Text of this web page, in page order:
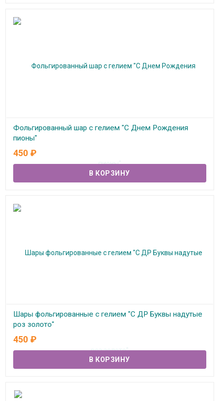
Фольгированный шар с гелием "С Днем Рождения
пионы"
В наличии
450 ₽
Шары фольгированные с гелием "С ДР Буквы надутые
роз золото"
В наличии
450 ₽